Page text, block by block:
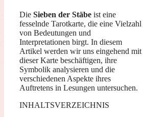
Die Sieben der Stäbe ist eine
fesselnde Tarotkarte, die eine Vielzahl
von Bedeutungen und
Interpretationen birgt. In diesem
Artikel werden wir uns eingehend mit
dieser Karte beschäftigen, ihre
Symbolik analysieren und die
verschiedenen Aspekte ihres
Auftretens in Lesungen untersuchen.
INHALTSVERZEICHNIS